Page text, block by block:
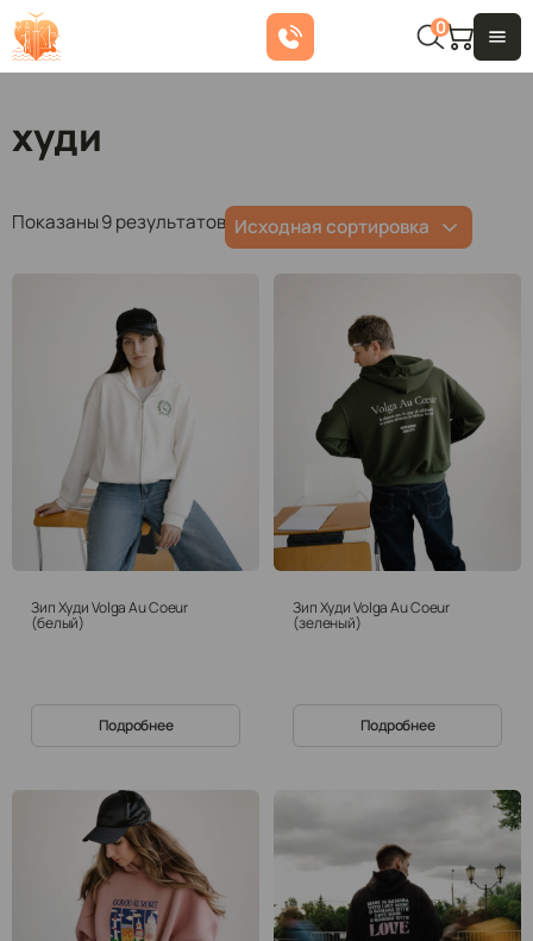
0
худи
Показаны 9 результатов
Зип Худи Volga Au Coeur
(белый)
Подробнее
Зип Худи Volga Au Coeur
(зеленый)
Подробнее